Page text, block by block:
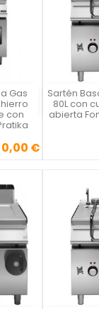
Gas
con
0,00 €
 Sartén
80L con
abierta